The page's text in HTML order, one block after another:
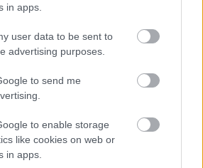
in apps.
user data to be sent to
advertising purposes.
to send me
to enable storage
like cookies on web or
in apps.
az alapember első
az ajánlat is befutott -
meg a Ferencvárost Cebrail
Elolvasom